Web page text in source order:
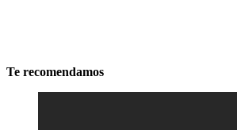
Te recomendamos